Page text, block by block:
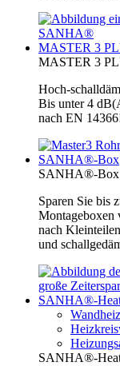
MASTER 3
MASTER 3
Hoch-
Bis unter 4
nach EN
SANHA®-Box
SANHA®-Box
Sparen Sie bis
nach
und
SANHA®-
SANHA®-